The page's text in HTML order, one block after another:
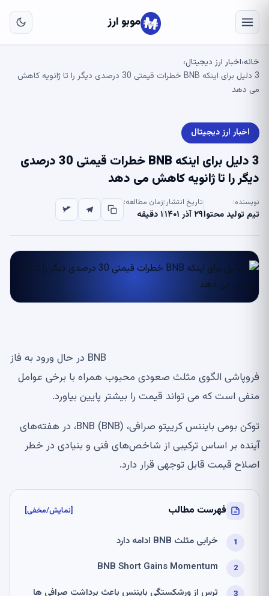
موبو ارز
خانه›اخبار ارز دیجیتال›
3 دلیل برای اینکه BNB خطرات قیمتی 30 درصدی دیگر را تا ژانویه کاهش
می دهد
اخبار ارز دیجیتال
3 دلیل برای اینکه BNB خطرات قیمتی 30 درصدی
دیگر را تا ژانویه کاهش می دهد
نویسنده:
تیم تولید محتوا
تاریخ انتشار:
۲۹ آذر ۱۴۰۱
زمان مطالعه:
۱ دقیقه
BNB در حال ورود به فاز
فروپاشی الگوی مثلث صعودی محبوب همراه با برخی عوامل
منفی است که می تواند قیمت را بیشتر پایین بیاورد.
توکن بومی بایننس کریپتو صرافی، BNB (BNB)، در هفته‌های
آینده بر اساس ترکیبی از شاخص‌های فنی و بنیادی در خطر
اصلاح قیمت قابل توجهی قرار دارد.
فهرست مطالب [نمایش/مخفی]
خرابی مثلث BNB ادامه دارد
BNB Short Gains Momentum
ترس از ورشکستگی بایننس باعث برداشت صرافی ها